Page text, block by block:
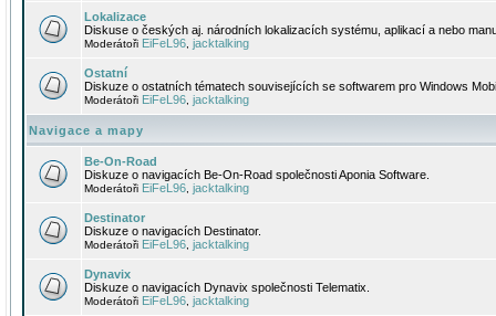
Lokalizace
Diskuse o českých aj. národních lokalizacích systému, aplikací a nebo
Moderátoři EiFeL96 jacktalking
Ostatní
Diskuze o ostatních tématech souvisejících se softwarem pro Windows
Moderátoři EiFeL96 jacktalking
Navigace a mapy
Be-On-Road
Diskuze o navigacích Be-On-Road společnosti Aponia Software.
Moderátoři EiFeL96 jacktalking
Destinator
Diskuze o navigacích Destinator.
Moderátoři EiFeL96 jacktalking
Dynavix
Diskuze o navigacích Dynavix společnosti Telematix.
Moderátoři EiFeL96 jacktalking